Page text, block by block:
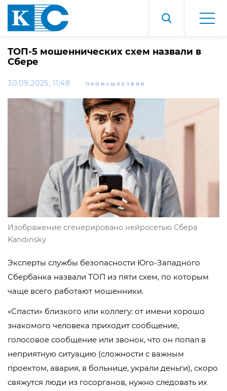
ТОП-5 мошеннических схем назвали в
Сбере
30.09.2025, 11:48 ПРОИСШЕСТВИЯ
Изображение сгенерировано нейросетью Сбера
Kandinsky
Эксперты службы безопасности Юго-Западного
Сбербанка назвали ТОП из пяти схем, по которым
чаще всего работают мошенники.
«Спасти» близкого или коллегу: от имени хорошо
знакомого человека приходит сообщение,
голосовое сообщение или звонок, что он попал в
неприятную ситуацию (сложности с важным
проектом, авария, в больнице, украли деньги), скоро
свяжутся люди из госорганов, нужно следовать их